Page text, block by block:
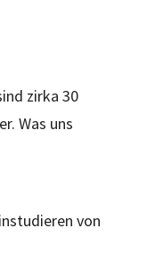
zirka 30
Was uns
von